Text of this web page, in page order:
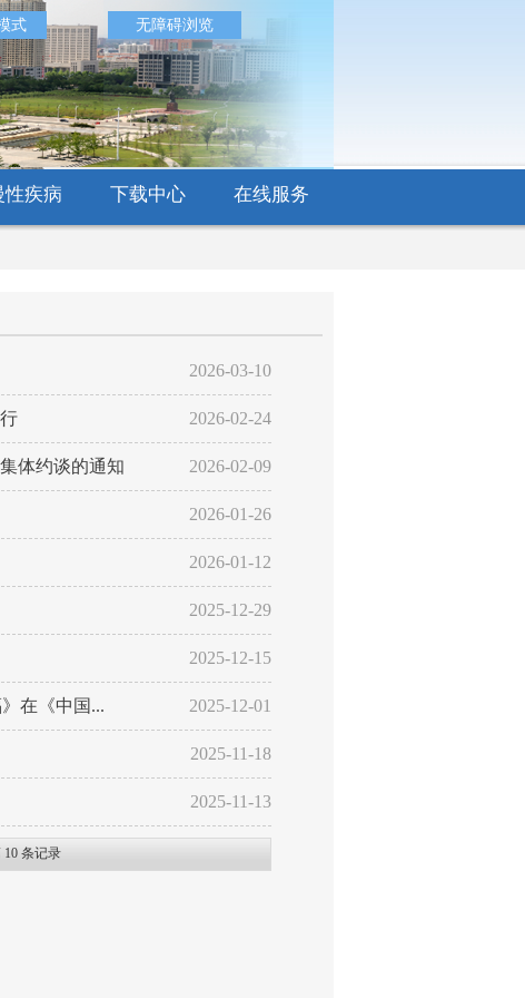
式 无障碍浏览
性疾病 下载中心 在线服务
2026-03-10
2026-02-24
体约谈的通知 2026-02-09
2026-01-26
2026-01-12
2025-12-29
2025-12-15
在《中国... 2025-12-01
2025-11-18
2025-11-13
10 条记录